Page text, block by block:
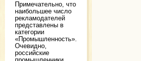
Примечательно, что
наибольшее число
рекламодателей
представлены в
категории
«Промышленность».
Очевидно,
российские